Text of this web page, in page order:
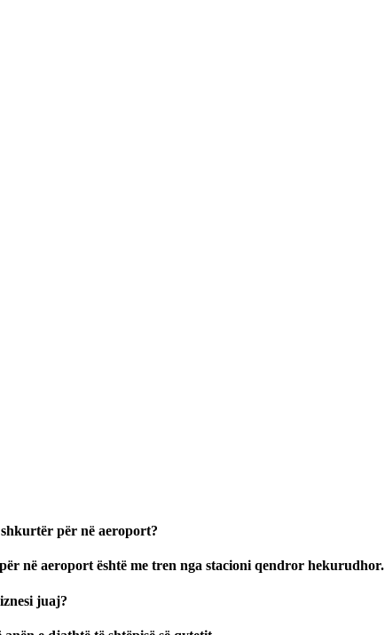
për në aeroport?
në aeroport është me tren nga stacioni qendror hekurudhor.
juaj?